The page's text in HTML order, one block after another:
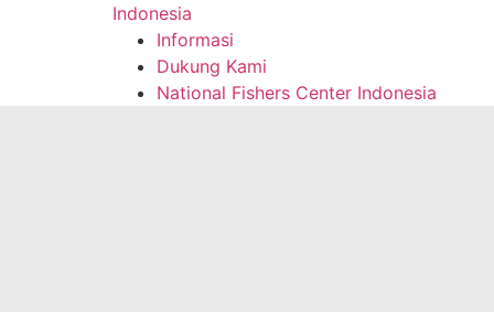
Indonesia
Informasi
Dukung Kami
National Fishers Center Indonesia